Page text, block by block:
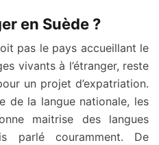
en Suède ?
pas le pays accueillant le
vivants à l’étranger, reste
un projet d’expatriation.
de la langue nationale, les
maitrise des langues
parlé couramment. De